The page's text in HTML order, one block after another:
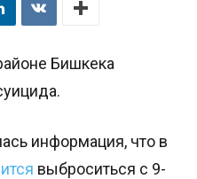
Бишкека
информация, что в
выброситься с 9-